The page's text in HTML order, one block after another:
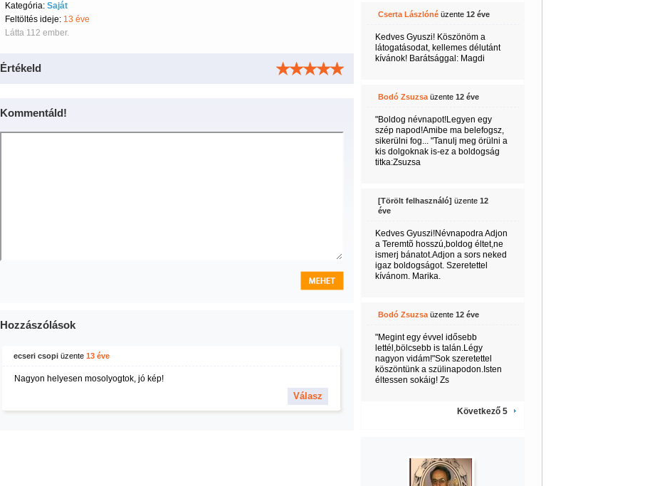
Kategória: Saját
Feltöltés ideje: 13 éve
Látta 112 ember.
Értékeld
Kommentáld!
Hozzászólások
ecseri csopiüzente 13 éve
Nagyon helyesen mosolyogtok, jó kép!
Válasz
Cserta Lászlónéüzente 12 éve
Kedves Gyuszi! Köszönöm a
látogatásodat, kellemes délutánt
kívánok! Barátsággal: Magdi
Bodó Zsuzsaüzente 12 éve
"Boldog névnapot!Legyen egy
szép napod!Amibe ma belefogsz,
sikerülni fog... "Tanulj meg örülni a
kis dolgoknak is-ez a boldogság
titka:Zsuzsa
[Törölt felhasználó] üzente 12
éve
Kedves Gyuszi!Névnapodra Adjon
a Teremtõ hosszú,boldog éltet,ne
ismerj bánatot.Adjon a sors neked
igaz boldogságot. Szeretettel
kívánom. Marika.
Bodó Zsuzsaüzente 12 éve
"Megint egy évvel idősebb
lettél,bölcsebb is talán.Légy
nagyon vidám!"Sok szeretettel
köszöntünk a szülinapodon.Isten
éltessen sokáig! Zs
Következő 5